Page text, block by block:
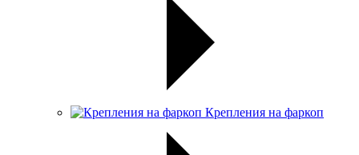
Крепления на фаркоп